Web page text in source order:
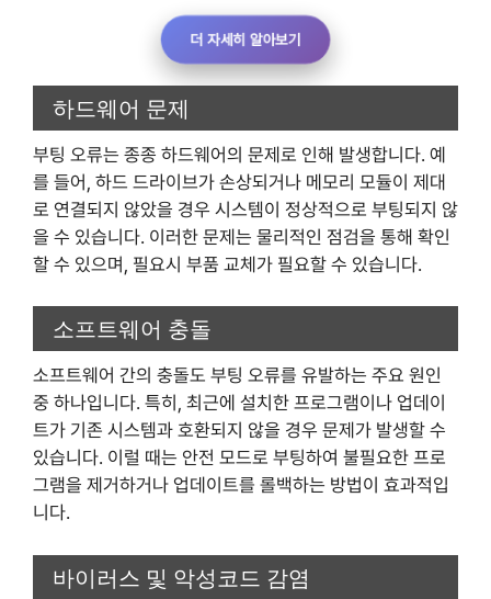
더 자세히 알아보기
하드웨어 문제
부팅 오류는 종종 하드웨어의 문제로 인해 발생합니다. 예
를 들어, 하드 드라이브가 손상되거나 메모리 모듈이 제대
로 연결되지 않았을 경우 시스템이 정상적으로 부팅되지 않
을 수 있습니다. 이러한 문제는 물리적인 점검을 통해 확인
할 수 있으며, 필요시 부품 교체가 필요할 수 있습니다.
소프트웨어 충돌
소프트웨어 간의 충돌도 부팅 오류를 유발하는 주요 원인
중 하나입니다. 특히, 최근에 설치한 프로그램이나 업데이
트가 기존 시스템과 호환되지 않을 경우 문제가 발생할 수
있습니다. 이럴 때는 안전 모드로 부팅하여 불필요한 프로
그램을 제거하거나 업데이트를 롤백하는 방법이 효과적입
니다.
바이러스 및 악성코드 감염